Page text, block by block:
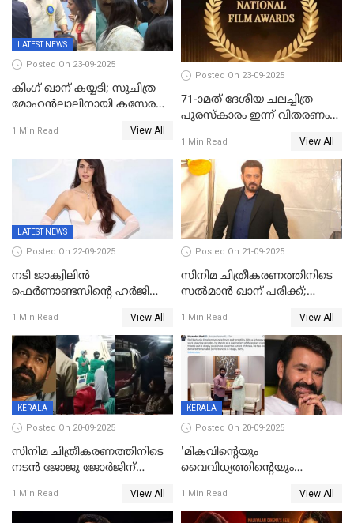
ചര്‍ച്ച
ദേശീയ അവാർഡ്
LATEST NEWS
Posted On 23-09-2025
കിംഗ് ഖാന് കയ്യടി; സുചിത്ര
മോഹൻലാലിനായി കസേര
ഖാൻ
1 Min Read View All
Posted On 23-09-2025
71-ാമത് ദേശീയ ചലച്ചിത്ര
പുരസ്‌കാരം ഇന്ന് വിതരണം
1 Min Read View All
LATEST NEWS
Posted On 22-09-2025
നടി ജാക്വിലിന്‍
ഫെര്‍ണാണ്ടസിന്റെ ഹര്‍ജി
1 Min Read View All
Posted On 21-09-2025
സിനിമ ചിത്രീകരണത്തിനിടെ
സൽമാൻ ഖാന് പരിക്ക്;
മുംബൈയിലേക്ക് മടങ്ങി
1 Min Read View All
KERALA
Posted On 20-09-2025
സിനിമ ചിത്രീകരണത്തിനിടെ
നടൻ ജോജു ജോർജിന്
പറമ്പോലും ഈ സമയം
ജീപ്പിൽ
1 Min Read View All
KERALA
Posted On 20-09-2025
'മികവിന്റെയും
വൈവിധ്യത്തിന്റെയും
അഭിനന്ദിച്ച് പ്രധാനമന്ത്രി
1 Min Read View All